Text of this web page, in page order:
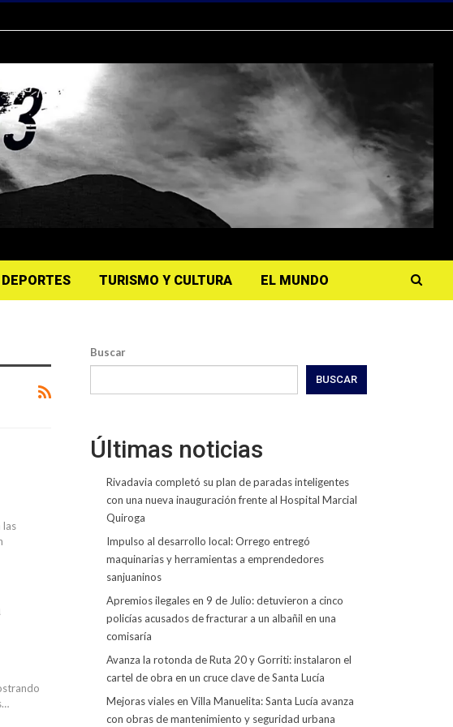
DEPORTES TURISMO Y CULTURA EL MUNDO
las
Buscar
BUSCAR
Últimas noticias
Rivadavia completó su plan de paradas inteligentes
con una nueva inauguración frente al Hospital Marcial
Quiroga
Impulso al desarrollo local: Orrego entregó
maquinarias y herramientas a emprendedores
sanjuaninos
Apremios ilegales en 9 de Julio: detuvieron a cinco
policías acusados de fracturar a un albañil en una
comisaría
Avanza la rotonda de Ruta 20 y Gorriti: instalaron el
cartel de obra en un cruce clave de Santa Lucía
Mejoras viales en Villa Manuelita: Santa Lucía avanza
con obras de mantenimiento y seguridad urbana